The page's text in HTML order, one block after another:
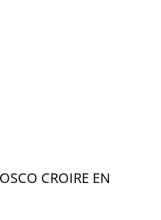
CROIRE EN